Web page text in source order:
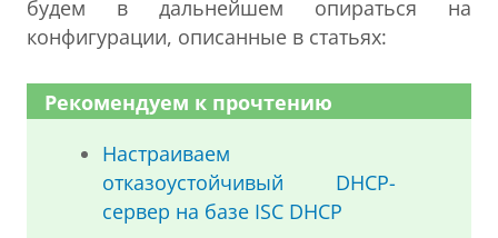
будем в дальнейшем опираться на
конфигурации, описанные в статьях:
Рекомендуем к прочтению
Настраиваем
отказоустойчивый DHCP-
сервер на базе ISC DHCP